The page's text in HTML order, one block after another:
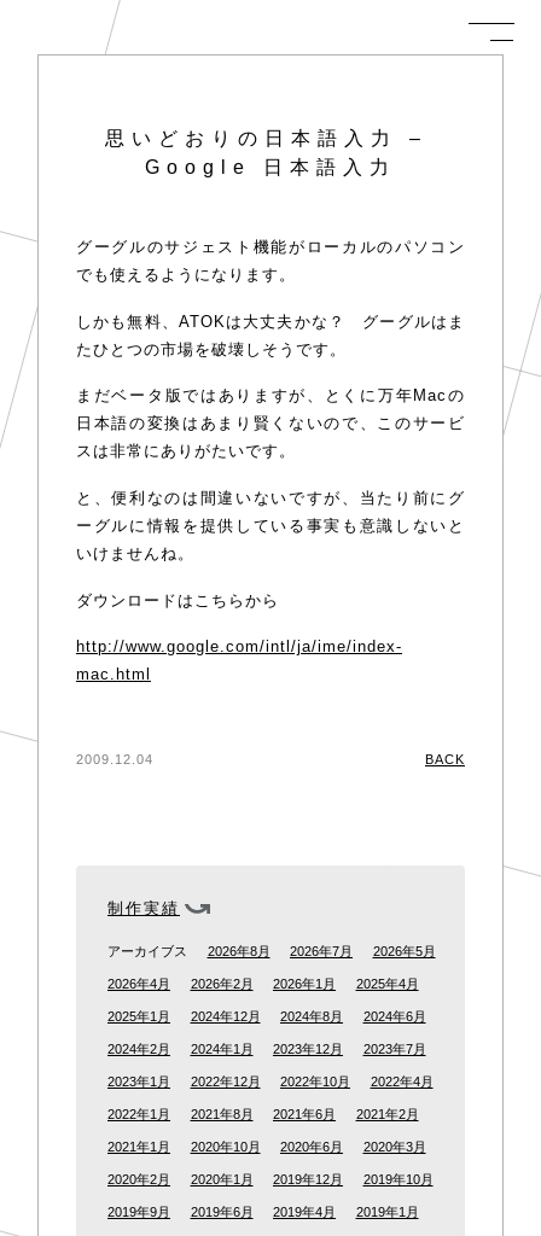
思いどおりの日本語入力 –
Google 日本語入力
グーグルのサジェスト機能がローカルのパソコン
でも使えるようになります。
しかも無料、ATOKは大丈夫かな？ グーグルはま
たひとつの市場を破壊しそうです。
まだベータ版ではありますが、とくに万年Macの
日本語の変換はあまり賢くないので、このサービ
スは非常にありがたいです。
と、便利なのは間違いないですが、当たり前にグ
ーグルに情報を提供している事実も意識しないと
いけませんね。
ダウンロードはこちらから
http://www.google.com/intl/ja/ime/index-
mac.html
2009.12.04 BACK
制作実績
アーカイブス 2026年8月 2026年7月 2026年5月
2026年4月 2026年2月 2026年1月 2025年4月
2025年1月 2024年12月 2024年8月 2024年6月
2024年2月 2024年1月 2023年12月 2023年7月
2023年1月 2022年12月 2022年10月 2022年4月
2022年1月 2021年8月 2021年6月 2021年2月
2021年1月 2020年10月 2020年6月 2020年3月
2020年2月 2020年1月 2019年12月 2019年10月
2019年9月 2019年6月 2019年4月 2019年1月